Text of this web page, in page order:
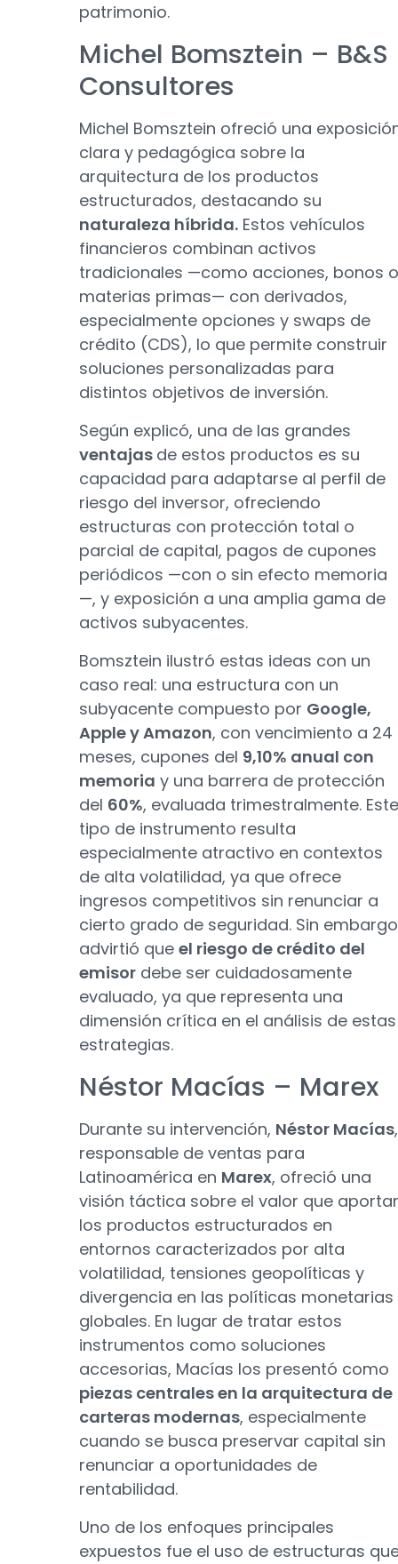
patrimonio.
Michel Bomsztein – B&S
Consultores
Michel Bomsztein ofreció una
clara y pedagógica sobre la
arquitectura de los productos
estructurados, destacando su
naturaleza híbrida. Estos vehículos
financieros combinan activos
tradicionales —como acciones, bonos o
materias primas— con derivados,
especialmente opciones y swaps de
crédito (CDS), lo que permite construir
soluciones personalizadas para
distintos objetivos de inversión.
Según explicó, una de las grandes
ventajas de estos productos es su
capacidad para adaptarse al perfil de
riesgo del inversor, ofreciendo
estructuras con protección total o
parcial de capital, pagos de cupones
periódicos —con o sin efecto memoria
—, y exposición a una amplia gama de
activos subyacentes.
Bomsztein ilustró estas ideas con un
caso real: una estructura con un
subyacente compuesto por Google,
Apple y Amazon, con vencimiento a 24
meses, cupones del 9,10% anual con
memoria y una barrera de protección
del 60%, evaluada trimestralmente. Este
tipo de instrumento resulta
especialmente atractivo en contextos
de alta volatilidad, ya que ofrece
ingresos competitivos sin renunciar a
cierto grado de seguridad. Sin
advirtió que el riesgo de crédito del
emisor debe ser cuidadosamente
evaluado, ya que representa una
dimensión crítica en el análisis de estas
estrategias.
Néstor Macías – Marex
Durante su intervención, Néstor Macías,
responsable de ventas para
Latinoamérica en Marex, ofreció una
visión táctica sobre el valor que
los productos estructurados en
entornos caracterizados por alta
volatilidad, tensiones geopolíticas y
divergencia en las políticas monetarias
globales. En lugar de tratar estos
instrumentos como soluciones
accesorias, Macías los presentó como
piezas centrales en la arquitectura de
carteras modernas, especialmente
cuando se busca preservar capital sin
renunciar a oportunidades de
rentabilidad.
Uno de los enfoques principales
expuestos fue el uso de estructuras